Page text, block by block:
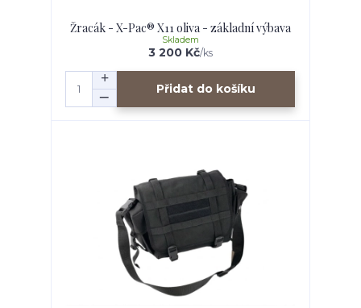
Žracák - X-Pac® X11 oliva - základní výbava
3 200 Kč/ks
Skladem
Přidat do košíku